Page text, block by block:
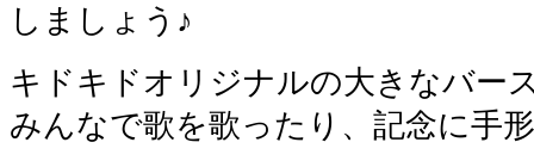
しましょう♪
キドキドオリジナルの大きなバー
みんなで歌を歌ったり、記念に手